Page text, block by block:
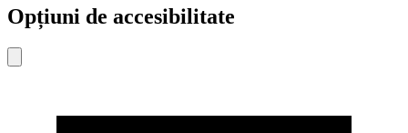
Opțiuni de accesibilitate